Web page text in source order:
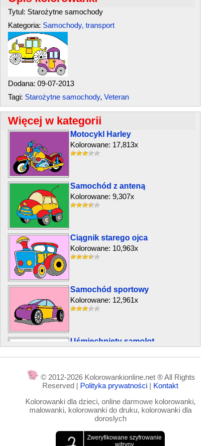
Tytul: Starożytne samochody
Kategoria: Samochody, transport
Dodana: 09-07-2013
Tagi: Starożytne samochody, Veteran
Więcej w kategorii
Motocykl Harley
Kolorowane: 17,813x
Samochód z anteną
Kolorowane: 9,307x
Ciągnik starego ojca
Kolorowane: 10,963x
Samochód sportowy
Kolorowane: 12,961x
Uśmiechnięty samolot
Kolorowane: 17,418x
© 2012-2026 Kolorowankionline.net ® All Rights
Reserved | Polityka prywatności | Kontakt
Kolorowanki dla dzieci, online darmowe kolorowanki,
malowanki, kolorowanki do druku, kolorowanki dla
doroslych